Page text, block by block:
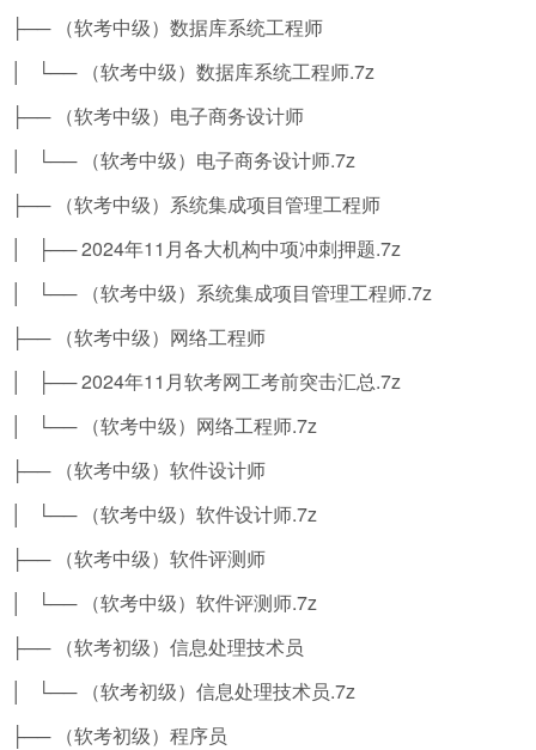
├── （软考中级）数据库系统工程师
│ └── （软考中级）数据库系统工程师.7z
├── （软考中级）电子商务设计师
│ └── （软考中级）电子商务设计师.7z
├── （软考中级）系统集成项目管理工程师
│ ├── 2024年11月各大机构中项冲刺押题.7z
│ └── （软考中级）系统集成项目管理工程师.7z
├── （软考中级）网络工程师
│ ├── 2024年11月软考网工考前突击汇总.7z
│ └── （软考中级）网络工程师.7z
├── （软考中级）软件设计师
│ └── （软考中级）软件设计师.7z
├── （软考中级）软件评测师
│ └── （软考中级）软件评测师.7z
├── （软考初级）信息处理技术员
│ └── （软考初级）信息处理技术员.7z
├── （软考初级）程序员